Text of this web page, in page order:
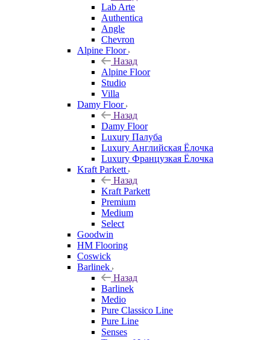
Lab Arte
Authentica
Angle
Chevron
Alpine Floor
Назад
Alpine Floor
Studio
Villa
Damy Floor
Назад
Damy Floor
Luxury Палуба
Luxury Английская Ёлочка
Luxury Французкая Ёлочка
Kraft Parkett
Назад
Kraft Parkett
Premium
Medium
Select
Goodwin
HM Flooring
Coswick
Barlinek
Назад
Barlinek
Medio
Pure Classico Line
Pure Line
Senses